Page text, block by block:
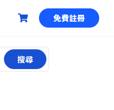
免費註冊